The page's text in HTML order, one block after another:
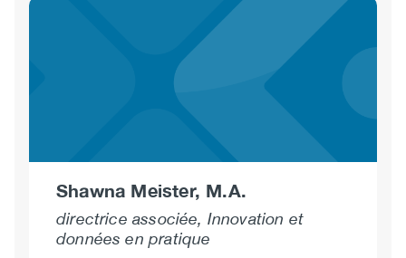
Shawna Meister, M.A.
directrice associée, Innovation et
données en pratique